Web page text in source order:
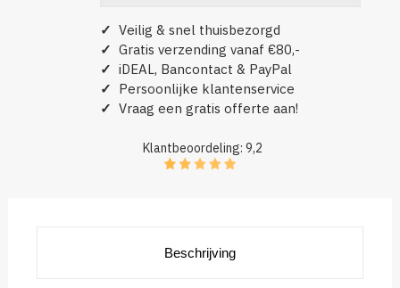
✓ Veilig & snel thuisbezorgd
✓ Gratis verzending vanaf €80,-
✓ iDEAL, Bancontact & PayPal
✓ Persoonlijke klantenservice
✓ Vraag een gratis offerte aan!
Klantbeoordeling: 9,2
Beschrijving